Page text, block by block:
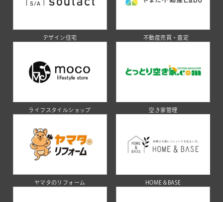
デザイン住宅 不動産売買・査定
ライフスタイルショップ 空き家管理
ヤマタのリフォーム HOME＆BASE